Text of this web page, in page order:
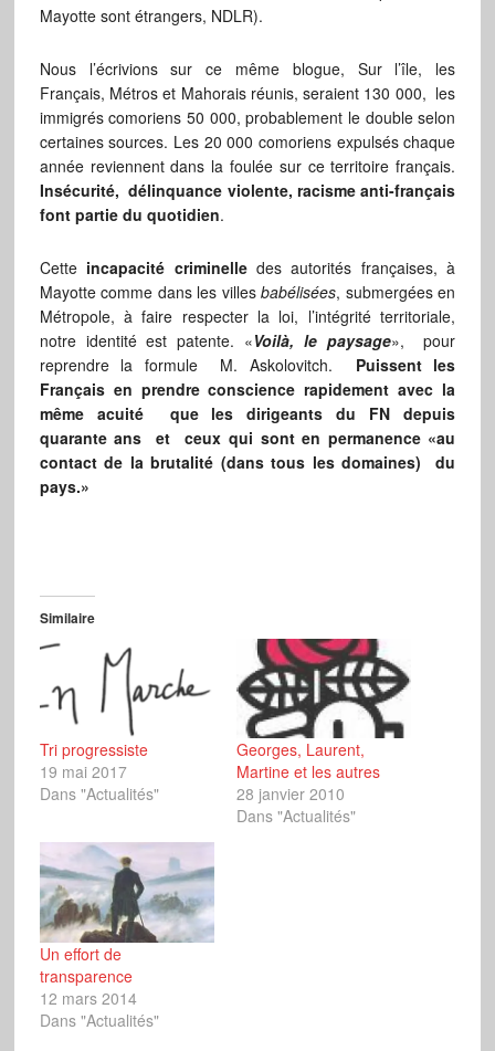
Mayotte sont étrangers, NDLR).
Nous l’écrivions sur ce même blogue, Sur l’île, les
Français, Métros et Mahorais réunis, seraient 130 000, les
immigrés comoriens 50 000, probablement le double selon
certaines sources. Les 20 000 comoriens expulsés chaque
année reviennent dans la foulée sur ce territoire français.
Insécurité, délinquance violente, racisme anti-français
font partie du quotidien.
Cette incapacité criminelledes autorités françaises, à
Mayotte comme dans les villesbabélisées, submergées en
Métropole, à faire respecter la loi, l’intégrité territoriale,
notre identité est patente. «Voilà, le paysage», pour
reprendre la formule M. Askolovitch. Puissent les
Français en prendre conscience rapidement avec la
même acuité que les dirigeants du FN depuis
quarante ans et ceux qui sont en permanence «au
contact de la brutalité (dans tous les domaines) du
pays.»
Similaire
Tri progressiste
19 mai 2017
Dans "Actualités"
Georges, Laurent,
Martine et les autres
28 janvier 2010
Dans "Actualités"
Un effort de
transparence
12 mars 2014
Dans "Actualités"